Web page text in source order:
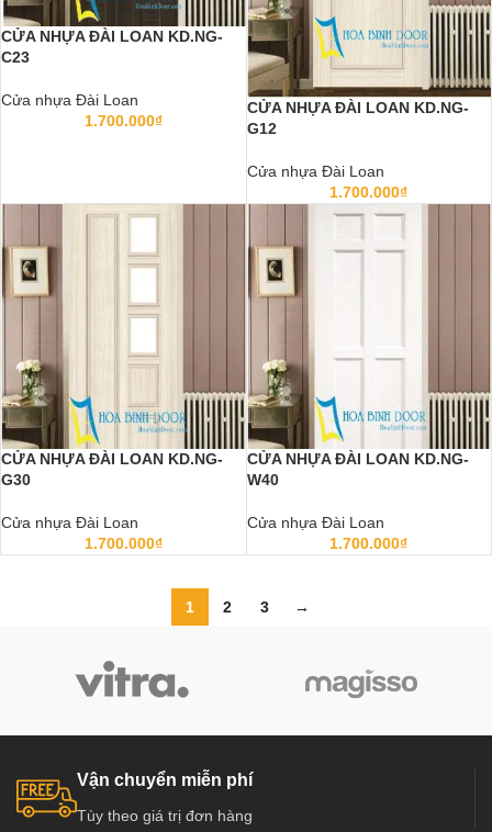
CỬA NHỰA ĐÀI LOAN KD.NG-
C23
Cửa nhựa Đài Loan
1.700.000₫
CỬA NHỰA ĐÀI LOAN KD.NG-
G12
Cửa nhựa Đài Loan
1.700.000₫
CỬA NHỰA ĐÀI LOAN KD.NG-
G30
Cửa nhựa Đài Loan
1.700.000₫
CỬA NHỰA ĐÀI LOAN KD.NG-
W40
Cửa nhựa Đài Loan
1.700.000₫
1 2 3 →
Vận chuyển miễn phí
Tùy theo giá trị đơn hàng